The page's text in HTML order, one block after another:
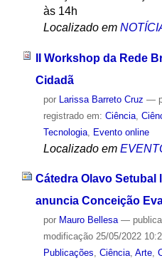
às 14h
Localizado em
II Workshop da Rede
Cidadã
por Larissa Barreto Cruz —
registrado em: Ciência,
Tecnologia, Evento online
Localizado em
Cátedra Olavo Setubal
anuncia Conceição
por Mauro Bellesa —
modificação25/05/2022
Publicações, Ciência, Arte,